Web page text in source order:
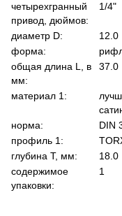
четырехгранный
привод, дюймов:
1/4"
диаметр D:
12.0
форма:
общая длина L, в
мм:
37.0
материал 1:
норма:
DIN
профиль 1:
глубина Т, мм:
18.0
содержимое
упаковки:
1